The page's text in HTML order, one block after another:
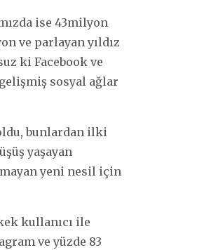
ise 43milyon
ve parlayan yıldız
ki Facebook ve
sosyal ağlar
bunlardan ilki
yaşayan
yeni nesil için
kullanıcı ile
ve yüzde 83